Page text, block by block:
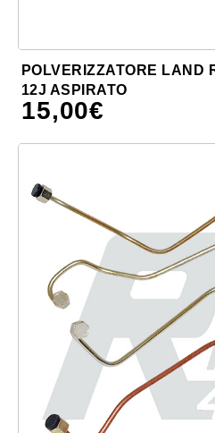
POLVERIZZATORE LAND
12J ASPIRATO
15,00€